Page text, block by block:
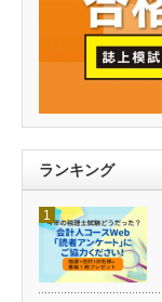
ランキング
1